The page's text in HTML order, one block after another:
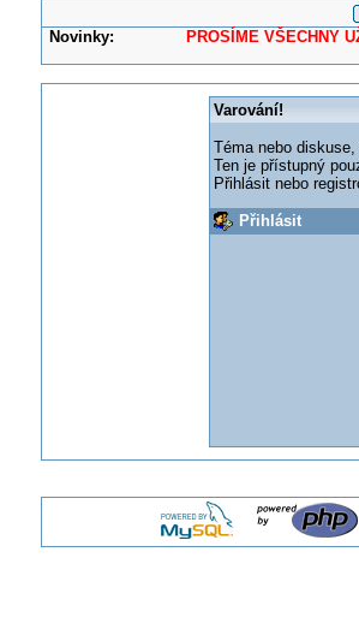
Novinky: PROSÍME VŠECHNY
Varování!
Téma nebo
Ten je přístupný
Přihlásit nebo
Přihlásit